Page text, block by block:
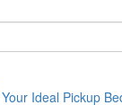
Ideal Pickup